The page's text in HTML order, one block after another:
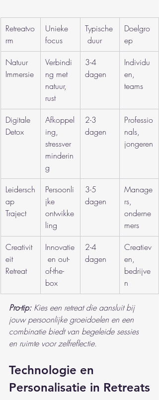
Retreatvo
rm
Unieke
focus
Typische
duur
Doelgro
ep
Natuur
Immersie
Verbindi
ng met
natuur,
rust
3-4
dagen
Individu
en,
teams
Digitale
Detox
Afkoppel
ing,
stressver
minderin
g
2-3
dagen
Professio
nals,
jongeren
Leidersch
ap
Traject
Persoonli
jke
ontwikke
ling
3-5
dagen
Manage
rs,
onderne
mers
Creativit
eit
Retreat
Innovatie
en out-
of-the-
box
2-4
dagen
Creatiev
en,
bedrijve
n
Pro-tip: Kies een retreat die aansluit bij
jouw persoonlijke groeidoelen en een
combinatie biedt van begeleide sessies
en ruimte voor zelfreflectie.
Technologie en
Personalisatie in Retreats